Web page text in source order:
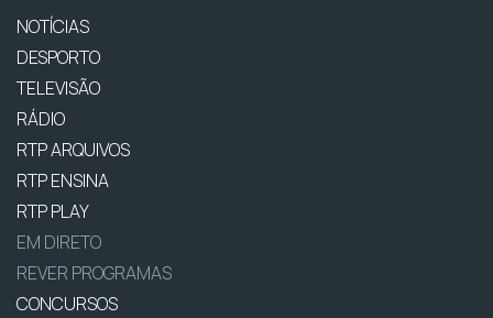
NOTÍCIAS
DESPORTO
TELEVISÃO
RÁDIO
RTP ARQUIVOS
RTP ENSINA
RTP PLAY
EM DIRETO
REVER PROGRAMAS
CONCURSOS